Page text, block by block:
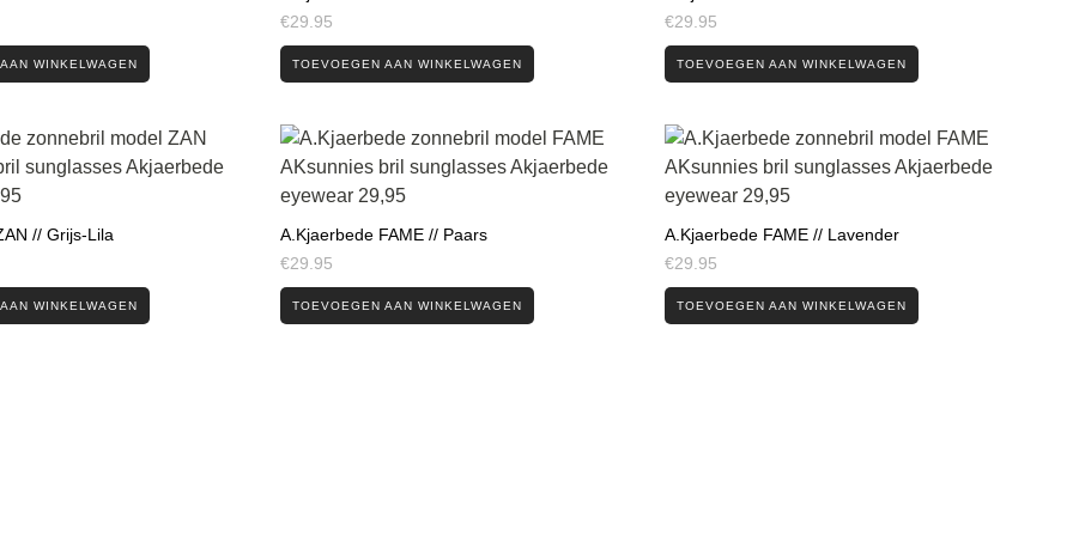
WINKELWAGEN
€29.95
TOEVOEGEN AAN WINKELWAGEN
€29.95
TOEVOEGEN AAN WINKELWAGEN
// Grijs-Lila
WINKELWAGEN
A.Kjaerbede FAME // Paars
€29.95
TOEVOEGEN AAN WINKELWAGEN
A.Kjaerbede FAME // Lavender
€29.95
TOEVOEGEN AAN WINKELWAGEN